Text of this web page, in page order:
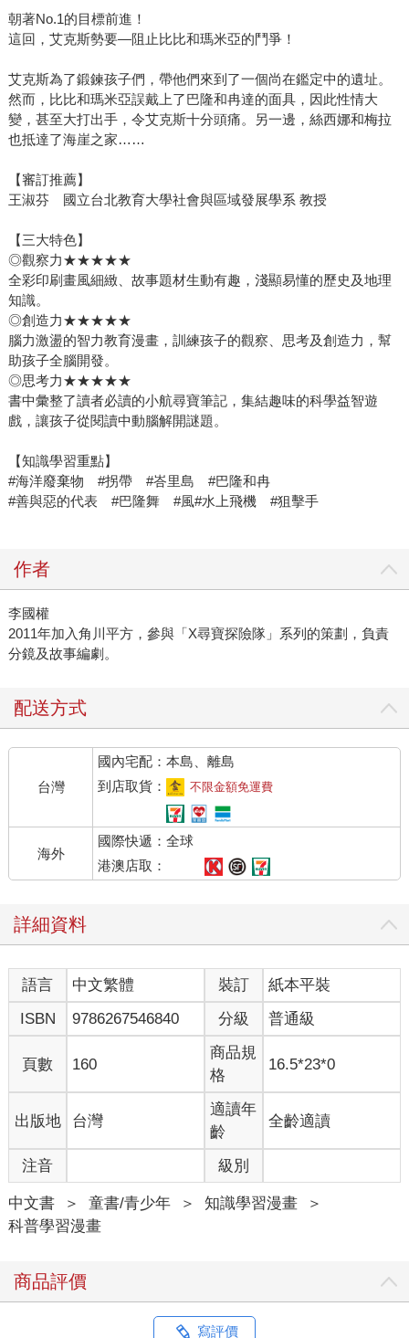
朝著No.1的目標前進！
這回，艾克斯勢要―阻止比比和瑪米亞的鬥爭！
艾克斯為了鍛鍊孩子們，帶他們來到了一個尚在鑑定中的遺址。
然而，比比和瑪米亞誤戴上了巴隆和冉達的面具，因此性情大
變，甚至大打出手，令艾克斯十分頭痛。另一邊，絲西娜和梅拉
也抵達了海崖之家……
【審訂推薦】
王淑芬 國立台北教育大學社會與區域發展學系 教授
【三大特色】
◎觀察力★★★★★
全彩印刷畫風細緻、故事題材生動有趣，淺顯易懂的歷史及地理
知識。
◎創造力★★★★★
腦力激盪的智力教育漫畫，訓練孩子的觀察、思考及創造力，幫
助孩子全腦開發。
◎思考力★★★★★
書中彙整了讀者必讀的小航尋寶筆記，集結趣味的科學益智遊
戲，讓孩子從閱讀中動腦解開謎題。
【知識學習重點】
#海洋廢棄物 #拐帶 #峇里島 #巴隆和冉
#善與惡的代表 #巴隆舞 #風#水上飛機 #狙擊手
作者
李國權
2011年加入角川平方，參與「X尋寶探險隊」系列的策劃，負責
分鏡及故事編劇。
配送方式
台灣
國內宅配：本島、離島
到店取貨：
不限金額免運費
海外
國際快遞：全球
港澳店取：
詳細資料
語言 中文繁體 裝訂
紙本平裝
ISBN
9786267546840 分級 普通級
頁數 160
商品規
格
16.5*23*0
出版地 台灣
適讀年
齡
全齡適讀
注音 級別
中文書 ＞ 童書/青少年 ＞ 知識學習漫畫
＞
科普學習漫畫
商品評價
寫評價